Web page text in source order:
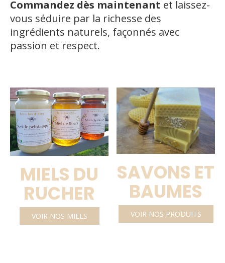
Commandez dès maintenant et laissez-
vous séduire par la richesse des
ingrédients naturels, façonnés avec
passion et respect.
MIELS DU
RUCHER
VOIR NOS MIELS
SAVONS ET
BAUMES
VOIR NOS PRODUITS